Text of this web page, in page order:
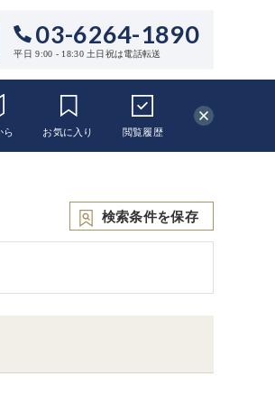
03-6264-1890
平日 9:00 - 18:30 土日祝は電話転送
ら お気に入り 閲覧履歴
検索条件を保存